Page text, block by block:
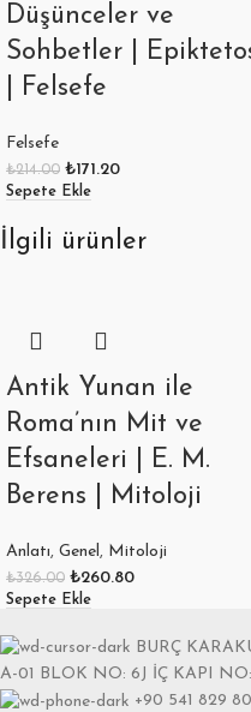
Düşünceler ve
Sohbetler |
| Felsefe
Felsefe
₺214.00 ₺171.20
Sepete Ekle
İlgili ürünler
Antik Yunan ile
Roma’nın Mit ve
Efsaneleri | E. M.
Berens | Mitoloji
Anlatı, Genel , Mitoloji
₺326.00 ₺260.80
Sepete Ekle
BURÇ
A-01 BLOK NO: 6J İÇ KAPI
+90 541 829